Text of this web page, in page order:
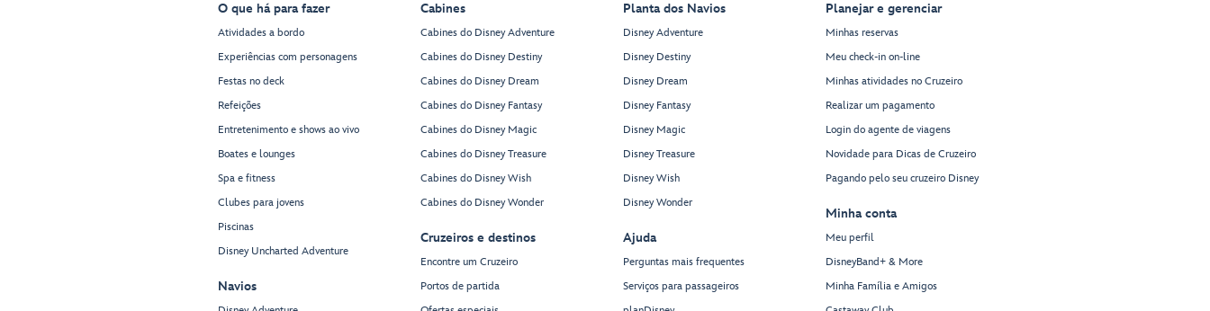
O que há para fazer
Atividades a bordo
Experiências com personagens
Festas no deck
Refeições
Entretenimento e shows ao vivo
Boates e lounges
Spa e fitness
Clubes para jovens
Piscinas
Disney Uncharted Adventure
Navios
Cabines
Cabines do Disney Adventure
Cabines do Disney Destiny
Cabines do Disney Dream
Cabines do Disney Fantasy
Cabines do Disney Magic
Cabines do Disney Treasure
Cabines do Disney Wish
Cabines do Disney Wonder
Cruzeiros e destinos
Encontre um Cruzeiro
Portos de partida
Planta dos Navios
Disney Adventure
Disney Destiny
Disney Dream
Disney Fantasy
Disney Magic
Disney Treasure
Disney Wish
Disney Wonder
Ajuda
Perguntas mais frequentes
Serviços para passageiros
Planejar e gerenciar
Minhas reservas
Meu check-in on-line
Minhas atividades no Cruzeiro
Realizar um pagamento
Login do agente de viagens
Novidade para Dicas de Cruzeiro
Pagando pelo seu cruzeiro Disney
Minha conta
Meu perfil
DisneyBand+ & More
Minha Família e Amigos